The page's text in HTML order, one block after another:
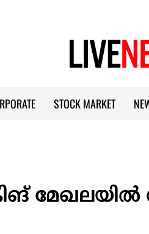
STOCK MARKET
മേഖലയിൽ